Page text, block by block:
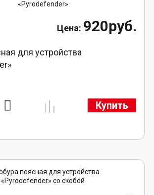
920руб.
для устройства
Купить